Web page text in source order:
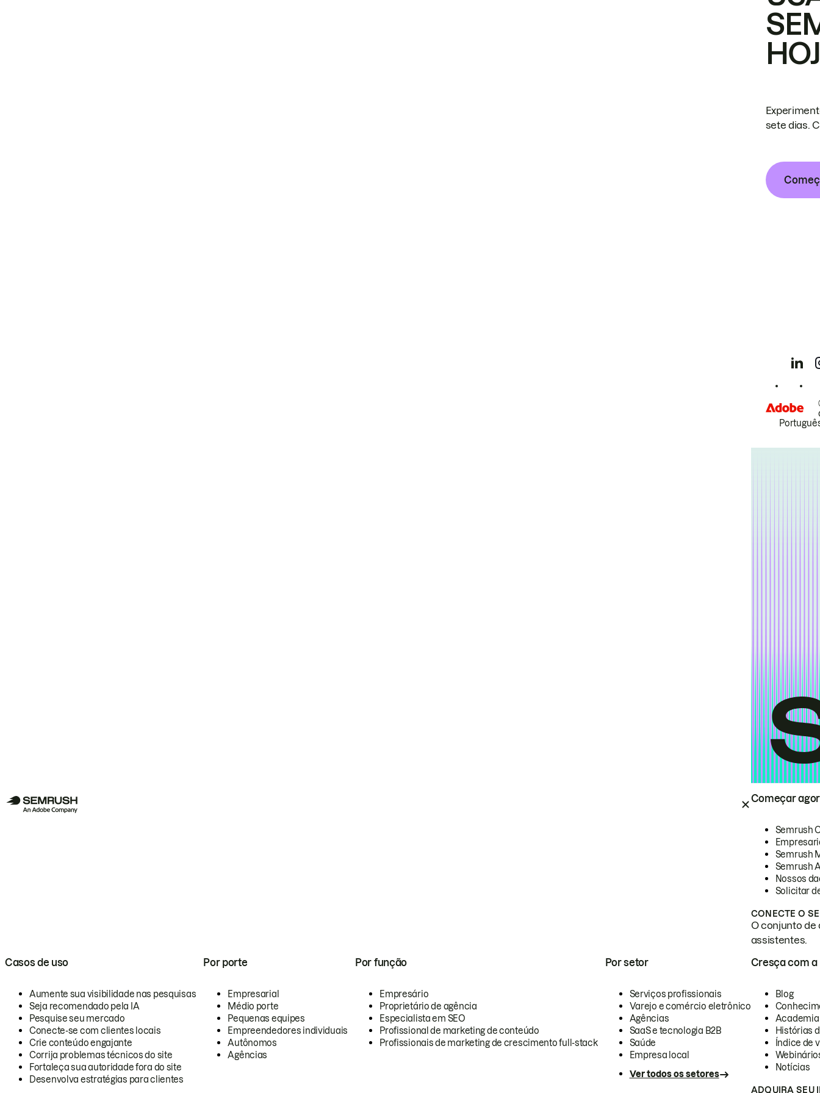
Começar
Semrush
Semrush
Semrush
Nossos
Solicitar
CONECTE O
O conjunto de
assistentes.
Casos de uso
Aumente sua visibilidade nas pesquisas
Seja recomendado pela IA
Pesquise seu mercado
Conecte-se com clientes locais
Crie conteúdo engajante
Corrija problemas técnicos do site
Fortaleça sua autoridade fora do site
Desenvolva estratégias para clientes
Por porte
Empresarial
Médio porte
Pequenas equipes
Empreendedores individuais
Autônomos
Agências
Por função
Empresário
Proprietário de agência
Especialista em SEO
Profissional de marketing de conteúdo
Profissionais de marketing de crescimento full-stack
Por setor
Serviços profissionais
Varejo e comércio eletrônico
Agências
SaaS e tecnologia B2B
Saúde
Empresa local
Ver todos os setores
Cresça com a
Blog
Academia
Histórias
Índice de
Notícias
ADQUIRA SEU
sete dias.